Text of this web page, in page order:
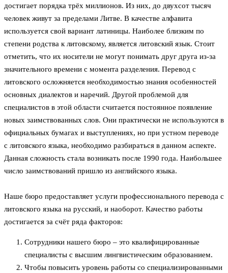
достигает порядка трёх миллионов. Из них, до двухсот тысяч
человек живут за пределами Литве. В качестве алфавита
используется свой вариант латиницы. Наиболее близким по
степени родства к литовскому, является литовский язык. Стоит
отметить, что их носители не могут понимать друг друга из-за
значительного времени с момента разделения. Перевод с
литовского осложняется необходимостью знания особенностей
основных диалектов и наречий. Другой проблемой для
специалистов в этой области считается постоянное появление
новых заимствованных слов. Они практически не используются в
официальных бумагах и выступлениях, но при устном переводе
с литовского языка, необходимо разбираться в данном аспекте.
Данная сложность стала возникать после 1990 года. Наибольшее
число заимствований пришло из английского языка.
Наше бюро предоставляет услуги профессионального перевода с
литовского языка на русский, и наоборот. Качество работы
достигается за счёт ряда факторов:
Сотрудники нашего бюро – это квалифицированные
специалисты с высшим лингвистическим образованием.
Чтобы повысить уровень работы со специализированными